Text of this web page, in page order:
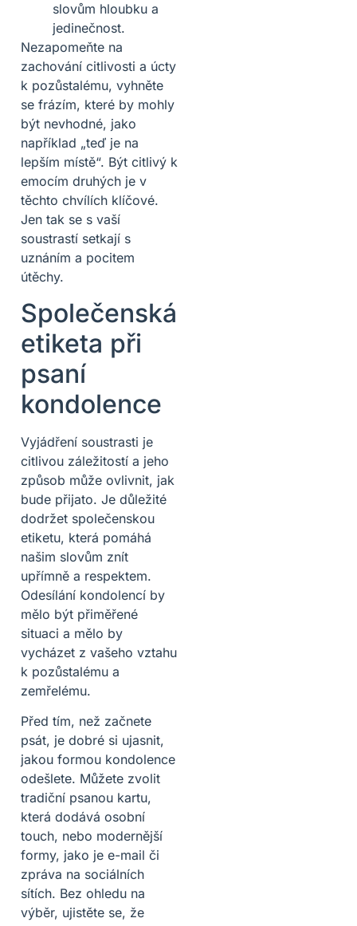
slovům hloubku a
jedinečnost.
Nezapomeňte na
zachování citlivosti a úcty
k pozůstalému, vyhněte
se frázím, které by mohly
být nevhodné, jako
například „teď je na
lepším místě“. Být citlivý k
emocím druhých je v
těchto chvílích klíčové.
Jen tak se s vaší
soustrastí setkají s
uznáním a pocitem
útěchy.
Společenská
etiketa při
psaní
kondolence
Vyjádření soustrasti je
citlivou záležitostí a jeho
způsob může ovlivnit, jak
bude přijato. Je důležité
dodržet společenskou
etiketu, která pomáhá
našim slovům znít
upřímně a respektem.
Odesílání kondolencí by
mělo být přiměřené
situaci a mělo by
vycházet z vašeho vztahu
k pozůstalému a
zemřelému.
Před tím, než začnete
psát, je dobré si ujasnit,
jakou formou kondolence
odešlete. Můžete zvolit
tradiční psanou kartu,
která dodává osobní
touch, nebo modernější
formy, jako je e-mail či
zpráva na sociálních
sítích. Bez ohledu na
výběr, ujistěte se, že